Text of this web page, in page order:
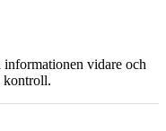
vidare och
kontroll.